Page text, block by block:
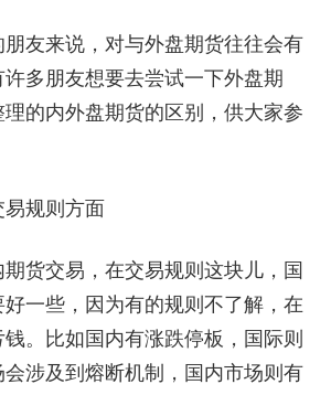
来说，对与外盘期货往往会有
多朋友想要去尝试一下外盘期
的内外盘期货的区别，供大家参
规则方面
交易，在交易规则这块儿，国
一些，因为有的规则不了解，在
。比如国内有涨跌停板，国际则
涉及到熔断机制，国内市场则有